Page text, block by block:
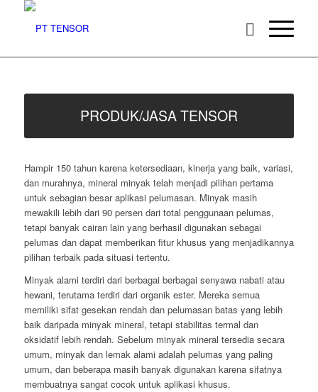
PRODUK/JASA TENSOR
Hampir 150 tahun karena ketersediaan, kinerja yang baik, variasi,
dan murahnya, mineral minyak telah menjadi pilihan pertama
untuk sebagian besar aplikasi pelumasan. Minyak masih
mewakili lebih dari 90 persen dari total penggunaan pelumas,
tetapi banyak cairan lain yang berhasil digunakan sebagai
pelumas dan dapat memberikan fitur khusus yang menjadikannya
pilihan terbaik pada situasi tertentu.
Minyak alami terdiri dari berbagai berbagai senyawa nabati atau
hewani, terutama terdiri dari organik ester. Mereka semua
memiliki sifat gesekan rendah dan pelumasan batas yang lebih
baik daripada minyak mineral, tetapi stabilitas termal dan
oksidatif lebih rendah. Sebelum minyak mineral tersedia secara
umum, minyak dan lemak alami adalah pelumas yang paling
umum, dan beberapa masih banyak digunakan karena sifatnya
membuatnya sangat cocok untuk aplikasi khusus.